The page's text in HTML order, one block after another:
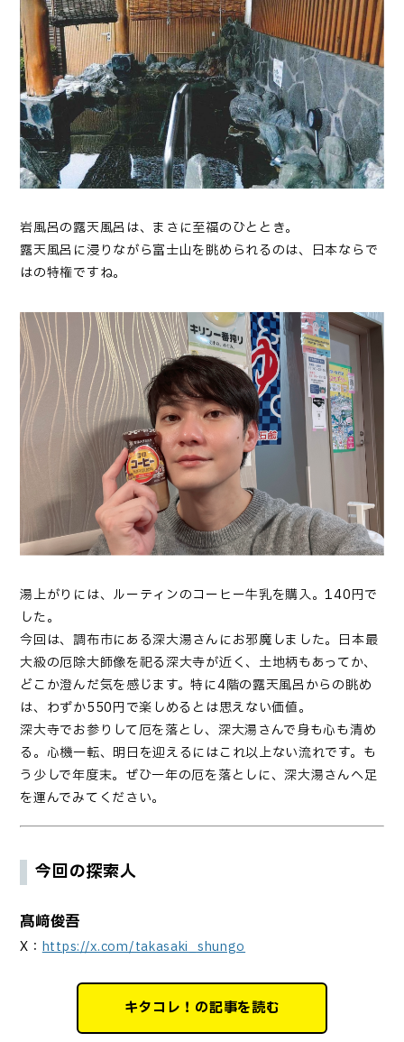
岩風呂の露天風呂は、まさに至福のひととき。
露天風呂に浸りながら富士山を眺められるのは、日本ならで
はの特権ですね。
湯上がりには、ルーティンのコーヒー牛乳を購入。140円で
した。
今回は、調布市にある深大湯さんにお邪魔しました。日本最
大級の厄除大師像を祀る深大寺が近く、土地柄もあってか、
どこか澄んだ気を感じます。特に4階の露天風呂からの眺め
は、わずか550円で楽しめるとは思えない価値。
深大寺でお参りして厄を落とし、深大湯さんで身も心も清め
る。心機一転、明日を迎えるにはこれ以上ない流れです。も
う少しで年度末。ぜひ一年の厄を落としに、深大湯さんへ足
を運んでみてください。
今回の探索人
髙﨑俊吾
X： https://x.com/takasaki_shungo
キタコレ！の記事を読む